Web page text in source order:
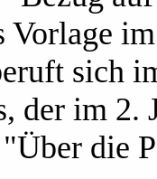
Vorlage
sich
der im 2.
die